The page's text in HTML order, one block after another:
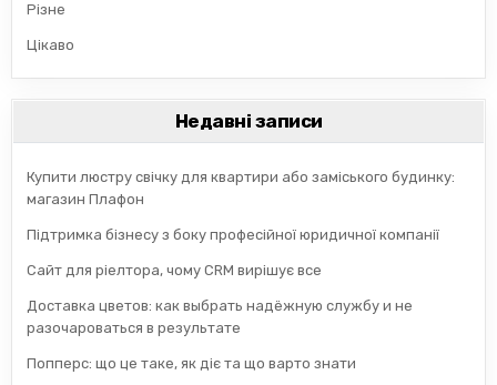
Різне
Цікаво
Недавні записи
Купити люстру свічку для квартири або заміського будинку:
магазин Плафон
Підтримка бізнесу з боку професійної юридичної компанії
Сайт для ріелтора, чому CRM вирішує все
Доставка цветов: как выбрать надёжную службу и не
разочароваться в результате
Попперс: що це таке, як діє та що варто знати